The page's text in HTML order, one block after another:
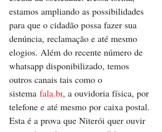
estamos ampliando as possibilidades
para que o cidadão possa fazer sua
denúncia, reclamação e até mesmo
elogios. Além do recente número de
whatsapp disponibilizado, temos
outros canais tais como o
sistema fala.br, a ouvidoria física, por
telefone e até mesmo por caixa postal.
Esta é a prova que Niterói quer ouvir